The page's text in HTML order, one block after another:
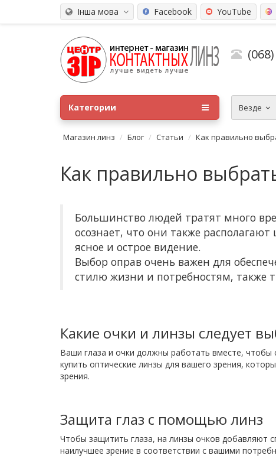
Інша мова Facebook YouTube
Везде
Категории
Магазин линз Блог Статьи Как правильно
Как правильно
Большинство людей тратят много
осознает, что они также
ясное и острое видение.
Выбор оправ очень важен для
стилю жизни и потребностям, также
Какие очки и линзы следует
Ваши глаза и очки должны работать вместе,
купить оптические линзы для вашего зрения,
зрения.
Защита глаз с помощью линз
Чтобы защитить глаза, на линзы очков добавляют
наилучшее зрение в соответствии с вашими